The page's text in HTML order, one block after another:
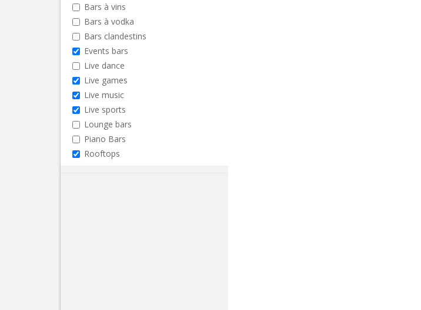
Bars à vins
Bars à vodka
Bars clandestins
Events bars
Live dance
Live games
Live music
Live sports
Lounge bars
Piano Bars
Rooftops